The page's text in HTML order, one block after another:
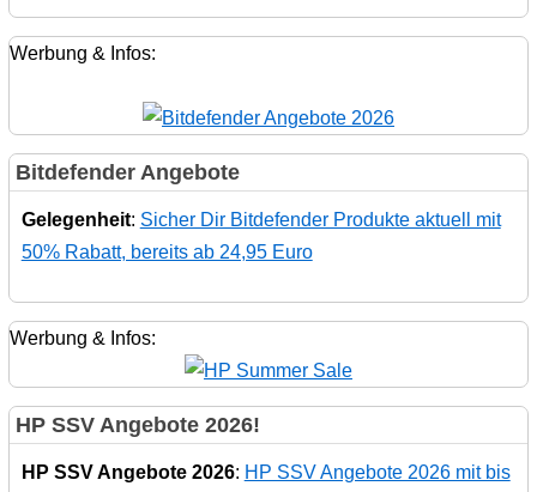
Werbung & Infos:
Bitdefender Angebote
Gelegenheit: Sicher Dir Bitdefender Produkte aktuell mit
50% Rabatt, bereits ab 24,95 Euro
Werbung & Infos:
HP SSV Angebote 2026!
HP SSV Angebote 2026: HP SSV Angebote 2026 mit bis